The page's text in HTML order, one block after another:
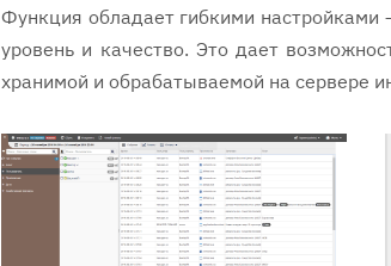
Функция обладает гибкими настройками
уровень и качество. Это дает
хранимой и обрабатываемой на сервере